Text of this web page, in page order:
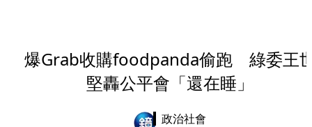
爆Grab收購foodpanda偷跑 綠委王
堅轟公平會「還在睡」
政治社會